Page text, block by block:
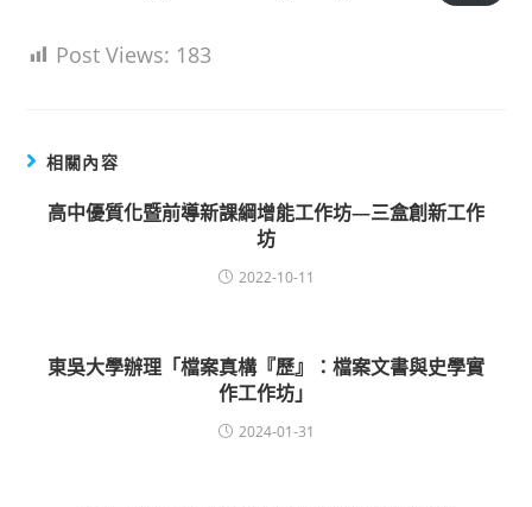
Post Views: 183
相關內容
高中優質化暨前導新課綱增能工作坊—三盒創新工作
坊
2022-10-11
東吳大學辦理「檔案真構『歷』：檔案文書與史學實
作工作坊」
2024-01-31